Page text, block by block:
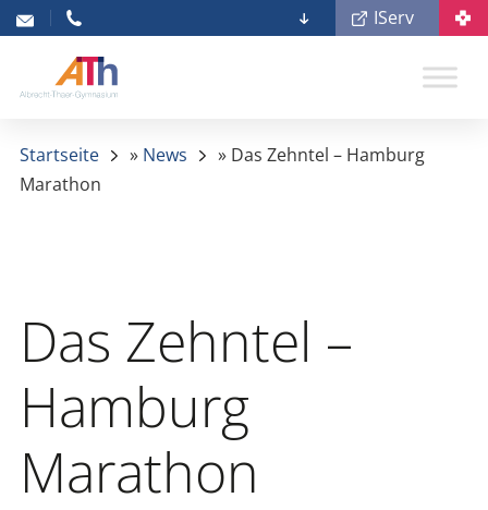
IServ
Startseite » News » Das Zehntel – Hamburg
Marathon
Das Zehntel –
Hamburg
Marathon